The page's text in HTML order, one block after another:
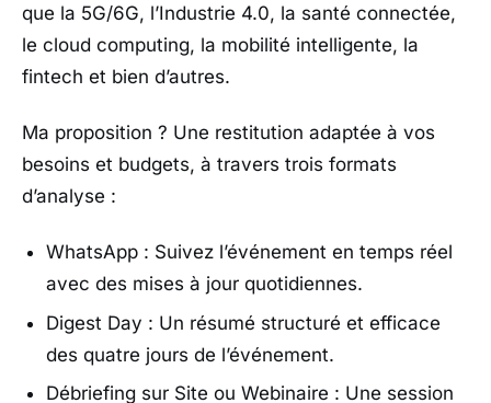
que la 5G/6G, l’Industrie 4.0, la santé connectée,
le cloud computing, la mobilité intelligente, la
fintech et bien d’autres.
Ma proposition ? Une restitution adaptée à vos
besoins et budgets, à travers trois formats
d’analyse :
WhatsApp : Suivez l’événement en temps réel
avec des mises à jour quotidiennes.
Digest Day : Un résumé structuré et efficace
des quatre jours de l’événement.
Débriefing sur Site ou Webinaire : Une session